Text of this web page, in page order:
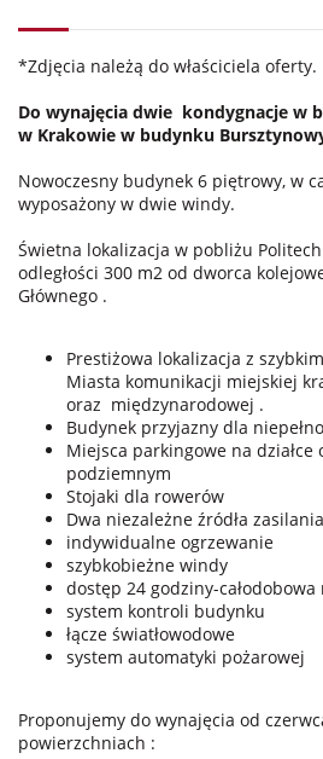
*Zdjęcia należą do właściciela oferty.
Do wynajęcia dwie kondygnacje w
w Krakowie w budynku
Nowoczesny budynek 6 piętrowy, w
wyposażony w dwie windy.
Świetna lokalizacja w pobliżu
odległości 300 m2 od dworca
Głównego .
Prestiżowa lokalizacja z
Miasta komunikacji miejskiej
oraz międzynarodowej .
Budynek przyjazny dla
Miejsca parkingowe na działce
podziemnym
Stojaki dla rowerów
Dwa niezależne źródła
indywidualne ogrzewanie
szybkobieżne windy
dostęp 24 godziny-
system kontroli budynku
łącze światłowodowe
system automatyki pożarowej
Proponujemy do wynajęcia od
powierzchniach :